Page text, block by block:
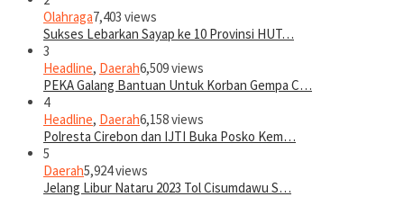
Olahraga7,403 views
Sukses Lebarkan Sayap ke 10 Provinsi HUT…
3
Headline, Daerah6,509 views
PEKA Galang Bantuan Untuk Korban Gempa C…
4
Headline, Daerah6,158 views
Polresta Cirebon dan IJTI Buka Posko Kem…
5
Daerah5,924 views
Jelang Libur Nataru 2023 Tol Cisumdawu S…